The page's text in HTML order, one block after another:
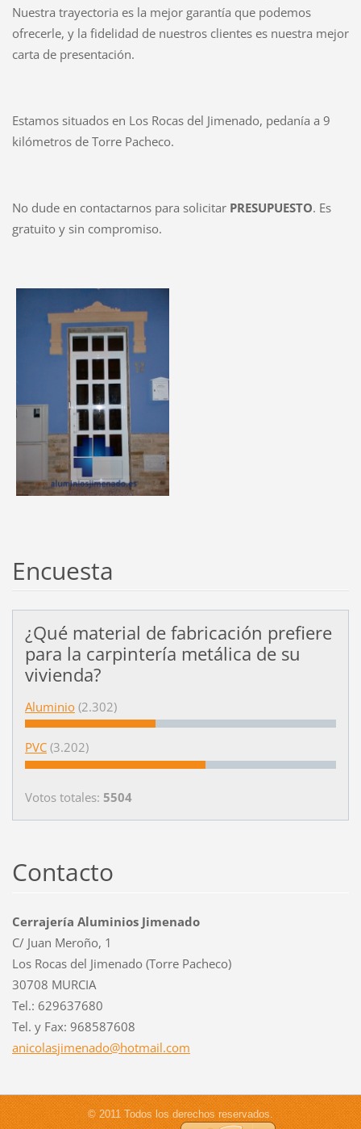
Nuestra trayectoria es la mejor garantía que podemos
ofrecerle, y la fidelidad de nuestros clientes es nuestra mejor
carta de presentación.
Estamos situados en Los Rocas del Jimenado, pedanía a 9
kilómetros de Torre Pacheco.
No dude en contactarnos para solicitar PRESUPUESTO. Es
gratuito y sin compromiso.
Encuesta
¿Qué material de fabricación prefiere
para la carpintería metálica de su
vivienda?
Aluminio (2.302)
PVC (3.202)
Votos totales: 5504
Contacto
Cerrajería Aluminios Jimenado
C/ Juan Meroño, 1
Los Rocas del Jimenado (Torre Pacheco)
30708 MURCIA
Tel.: 629637680
Tel. y Fax: 968587608
anicolasjimenado@hotmail.com
© 2011 Todos los derechos reservados.